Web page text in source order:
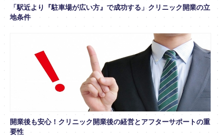
「駅近より『駐車場が広い方』で成功する」クリニック開業の立
地条件
開業後も安心！クリニック開業後の経営とアフターサポートの重
要性